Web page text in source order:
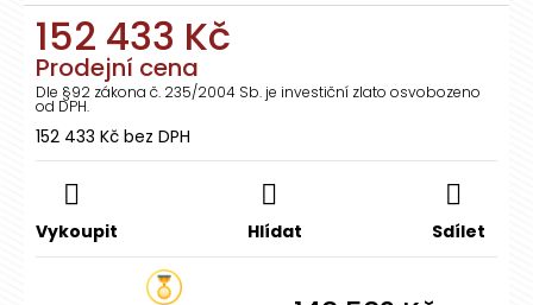
152 433 Kč
Prodejní cena
Dle §92 zákona č. 235/2004 Sb. je investiční zlato osvobozeno
od DPH.
152 433 Kč bez DPH
Měrná
cena:
Vykoupit Hlídat Sdílet
e
INVESTIČNÍ
STŘÍBRNÝ
SLITEK
250G
HERAEUS
15
753
Kč